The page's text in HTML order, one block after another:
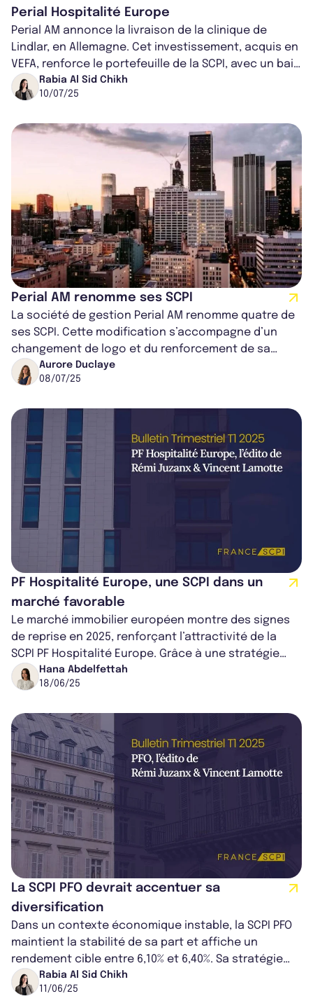
Perial Hospitalité Europe
Perial AM annonce la livraison de la clinique de
Lindlar, en Allemagne. Cet investissement, acquis en
VEFA, renforce le portefeuille de la SCPI, avec un bail
de 25 ans et un loyer...
Rabia Al Sid Chikh
10/07/25
Perial AM renomme ses SCPI
La société de gestion Perial AM renomme quatre de
ses SCPI. Cette modification s’accompagne d’un
changement de logo et du renforcement de sa
stratégie d’acquisition.
Aurore Duclaye
08/07/25
PF Hospitalité Europe, une SCPI dans un
marché favorable
Le marché immobilier européen montre des signes
de reprise en 2025, renforçant l’attractivité de la
SCPI PF Hospitalité Europe. Grâce à une stratégie
d’investissement ciblée, des i...
Hana Abdelfettah
18/06/25
La SCPI PFO devrait accentuer sa
diversification
Dans un contexte économique instable, la SCPI PFO
maintient la stabilité de sa part et affiche un
rendement cible entre 6,10% et 6,40%. Sa stratégie
combine diversification europée...
Rabia Al Sid Chikh
11/06/25